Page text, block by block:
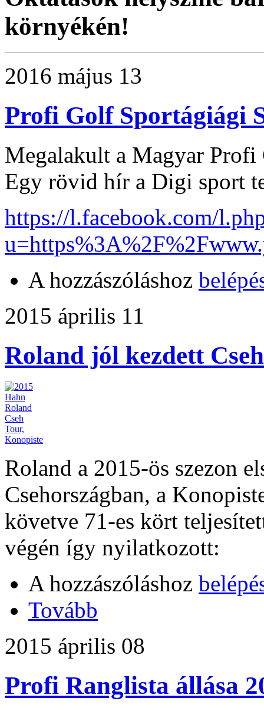
környékén!
2016 május 13
Profi Golf Sportágiági
Megalakult a Magyar Profi
Egy rövid hír a Digi sport
https://l.facebook.com/
A hozzászóláshoz
2015 április 11
Roland jól kezdett
Roland a 2015-ös szezon
Csehországban, a
követve 71-es kört
végén így nyilatkozott:
A hozzászóláshoz
Tovább
2015 április 08
Profi Ranglista állása